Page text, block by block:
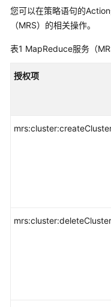
智
能
大
索
治
您可以在策略语句的
（MRS）的相关操作。
表1 MapReduce服务（
授权项
mrs:cluster:deleteCluster